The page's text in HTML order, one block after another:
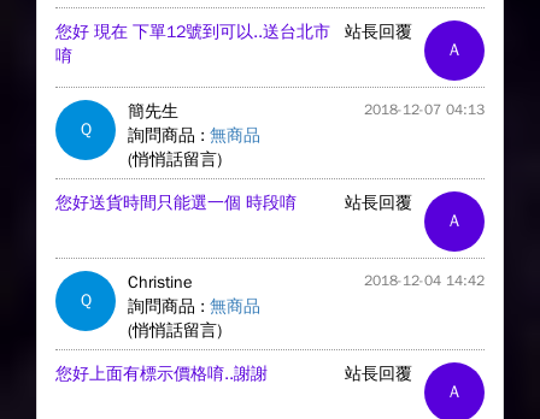
A
站長回覆
您好 現在 下單12號到可以..送台北市
唷
Q
簡先生 2018-12-07 04:13
詢問商品 : 無商品
(悄悄話留言)
A
站長回覆
您好送貨時間只能選一個 時段唷
Q
Christine 2018-12-04 14:42
詢問商品 : 無商品
(悄悄話留言)
A
站長回覆
您好上面有標示價格唷..謝謝